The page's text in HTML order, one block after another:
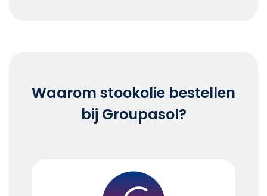
Waarom stookolie bestellen
bij Groupasol?